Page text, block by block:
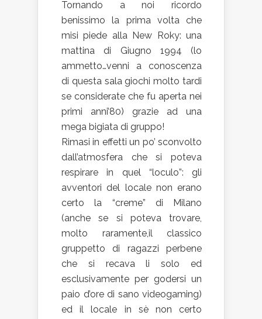
Tornando a noi ricordo
benissimo la prima volta che
misi piede alla New Roky: una
mattina di Giugno 1994 (lo
ammetto…venni a conoscenza
di questa sala giochi molto tardi
se considerate che fu aperta nei
primi anni’80) grazie ad una
mega bigiata di gruppo!
Rimasi in effetti un po’ sconvolto
dall’atmosfera che si poteva
respirare in quel “loculo”: gli
avventori del locale non erano
certo la “creme” di Milano
(anche se si poteva trovare,
molto raramente,il classico
gruppetto di ragazzi perbene
che si recava li solo ed
esclusivamente per godersi un
paio d’ore di sano videogaming)
ed il locale in sè non certo